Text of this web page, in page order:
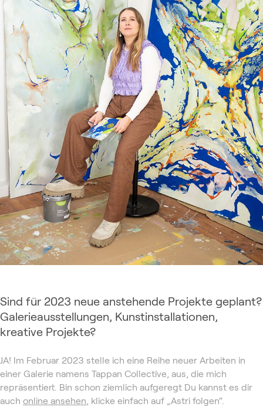
Sind für 2023 neue anstehende Projekte geplant?
Galerieausstellungen, Kunstinstallationen,
kreative Projekte?
JA! Im Februar 2023 stelle ich eine Reihe neuer Arbeiten in
einer Galerie namens Tappan Collective, aus, die mich
repräsentiert. Bin schon ziemlich aufgeregt Du kannst es dir
auch online ansehen, klicke einfach auf „Astri folgen“.